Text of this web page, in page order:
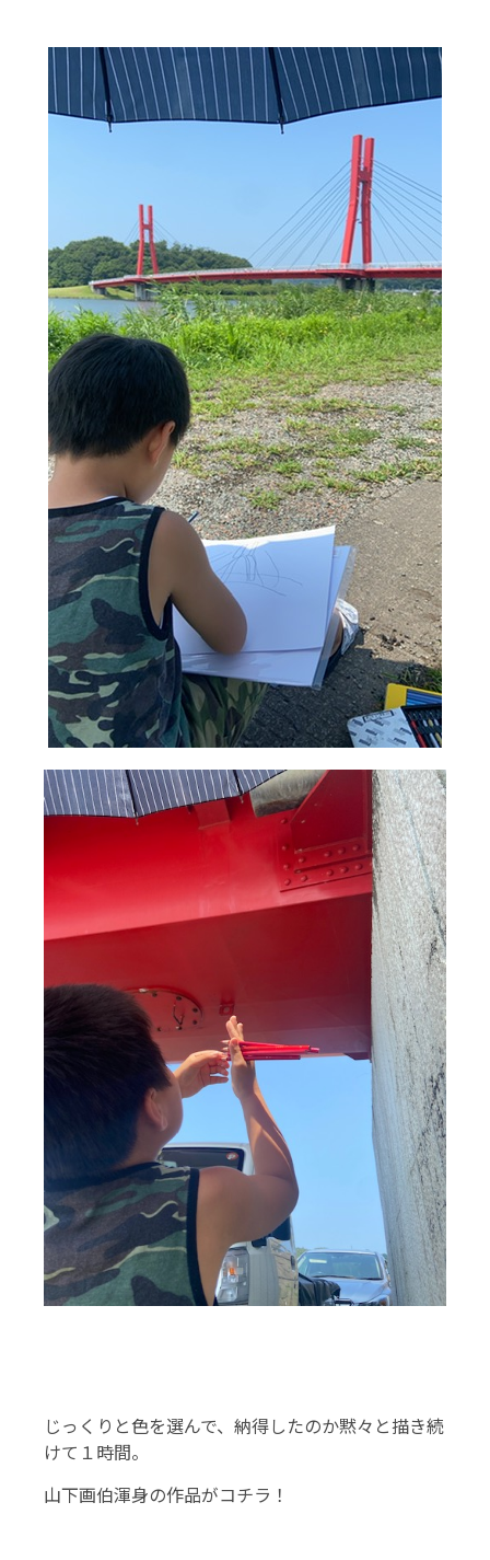
じっくりと色を選んで、納得したのか黙々と描き続
けて１時間。
山下画伯渾身の作品がコチラ！